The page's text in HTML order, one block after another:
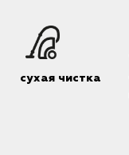
сухая чистка